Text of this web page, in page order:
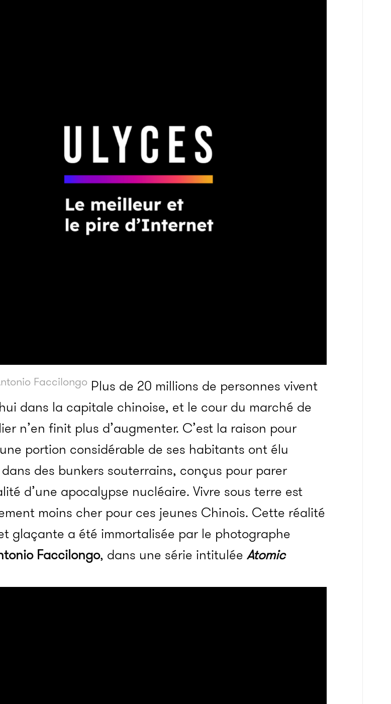
Faccilongo Plus de 20 millions de personnes vivent
dans la capitale chinoise, et le cour du marché de
n’en finit plus d’augmenter. C’est la raison pour
portion considérable de ses habitants ont élu
des bunkers souterrains, conçus pour parer
d’une apocalypse nucléaire. Vivre sous terre est
moins cher pour ces jeunes Chinois. Cette réalité
glaçante a été immortalisée par le photographe
Faccilongo, dans une série intitulée Atomic